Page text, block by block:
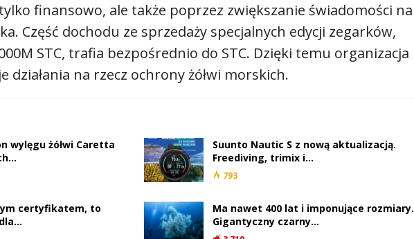
finansowo, ale także poprzez zwiększanie świadomości na
Część dochodu ze sprzedaży specjalnych edycji zegarków,
STC, trafia bezpośrednio do STC. Dzięki temu organizacja
działania na rzecz ochrony żółwi morskich.
wylęgu żółwi Caretta
Suunto Nautic S z nową aktualizacją.
Freediving, trimix i…
793
certyfikatem, to
Ma nawet 400 lat i imponujące rozmiary.
Gigantyczny czarny…